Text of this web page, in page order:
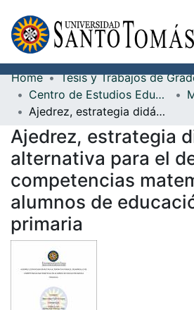
Communities & Collections
All of DSpace
Documents
Home
Tesis y Trabajos de
Centro de Estudios Educativos Enrique Lacordaire
Ajedrez, estrategia didáctica alternativa para el desarrollo de competencias matemáticas en alumnos de educación básica primaria
Ajedrez, estrategia
alternativa para el
competencias
alumnos de
primaria